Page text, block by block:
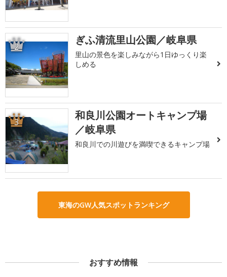
2 ぎふ清流里山公園／岐阜県
里山の景色を楽しみながら1日ゆっくり楽
しめる
3
和良川公園オートキャンプ場
／岐阜県
和良川での川遊びを満喫できるキャンプ場
東海のGW人気スポットランキング
おすすめ情報